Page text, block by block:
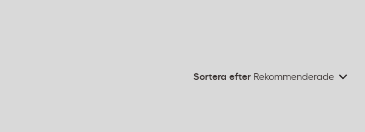
Sortera efter